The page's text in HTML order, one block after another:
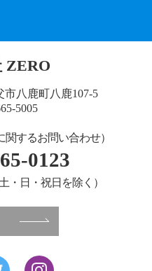
ZERO
市八鹿町八鹿107-5
5005
関するお問い合わせ）
0123
・日・祝日を除く）